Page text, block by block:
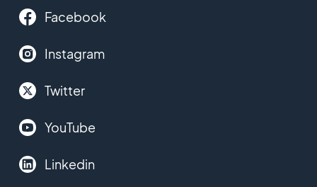
Facebook
Instagram
Twitter
YouTube
Linkedin